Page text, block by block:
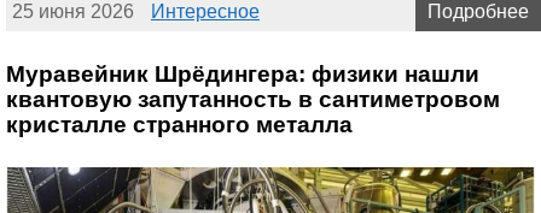
25 июня 2026 Интересное Подробнее
Муравейник Шрёдингера: физики нашли
квантовую запутанность в сантиметровом
кристалле странного металла